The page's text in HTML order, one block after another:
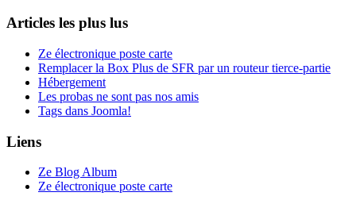
Articles les plus lus
Ze électronique poste carte
Remplacer la Box Plus de SFR par un routeur tierce-partie
Hébergement
Les probas ne sont pas nos amis
Tags dans Joomla!
Liens
Ze Blog Album
Ze électronique poste carte